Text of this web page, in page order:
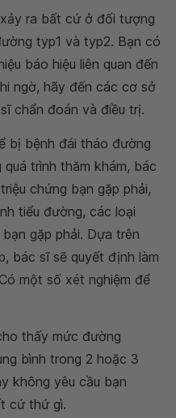
ra bất cứ ở đối tượng
typ1 và typ2. Bạn có
báo hiệu liên quan đến
ngờ, hãy đến các cơ sở
chẩn đoán và điều trị.
bị bệnh đái tháo đường
trình thăm khám, bác
chứng bạn gặp phải,
tiểu đường, các loại
gặp phải. Dựa trên
bác sĩ sẽ quyết định làm
một số xét nghiệm để
thấy mức đường
bình trong 2 hoặc 3
không yêu cầu bạn
cứ thứ gì.